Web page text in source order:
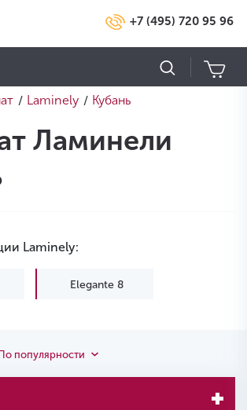
+7 (495) 720 95 96
/ Laminely / Кубань
Ламинели
Laminely:
Elegante 8
По популярности